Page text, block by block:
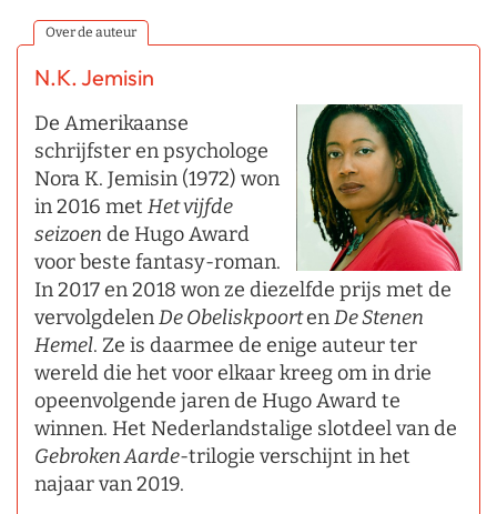
Over de auteur
N.K. Jemisin
De Amerikaanse
schrijfster en psychologe
Nora K. Jemisin (1972) won
in 2016 met Het vijfde
seizoen de Hugo Award
voor beste fantasy-roman.
In 2017 en 2018 won ze diezelfde prijs met de
vervolgdelenDe ObeliskpoortenDe Stenen
Hemel. Ze is daarmee de enige auteur ter
wereld die het voor elkaar kreeg om in drie
opeenvolgende jaren de Hugo Award te
winnen. Het Nederlandstalige slotdeel van de
Gebroken Aarde-trilogie verschijnt in het
najaar van 2019.